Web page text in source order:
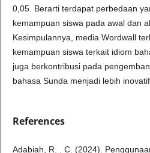
0,05. Berarti terdapat perbedaan
kemampuan siswa pada awal dan
Kesimpulannya, media Wordwall
kemampuan siswa terkait idiom
juga berkontribusi pada
bahasa Sunda menjadi lebih
References
Adabiah, R. . C. (2024).